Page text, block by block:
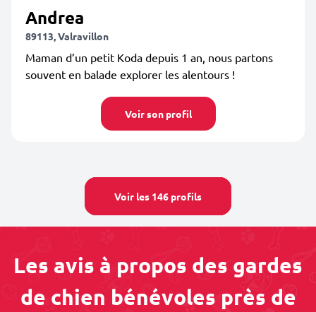
Andrea
89113, Valravillon
Maman d’un petit Koda depuis 1 an, nous partons
souvent en balade explorer les alentours !
Voir son profil
Voir les 146 profils
Les avis à propos des gardes
de chien bénévoles près de